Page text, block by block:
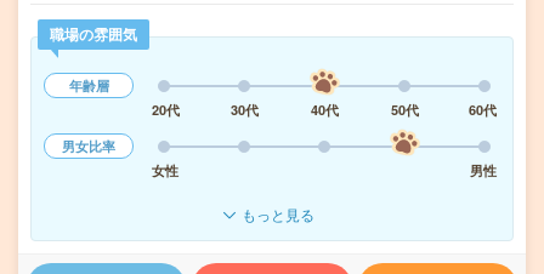
職場の雰囲気
年齢層
20代
30代 40代 50代
60代
男女比率
女性
男性
もっと見る